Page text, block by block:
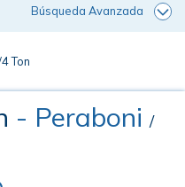
Búsqueda Avanzada
Ton
- Peraboni /